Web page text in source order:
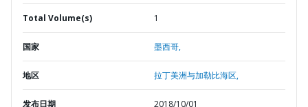
Total Volume(s) 1
国家 墨西哥,
地区 拉丁美洲与加勒比海区,
发布日期 2018/10/01